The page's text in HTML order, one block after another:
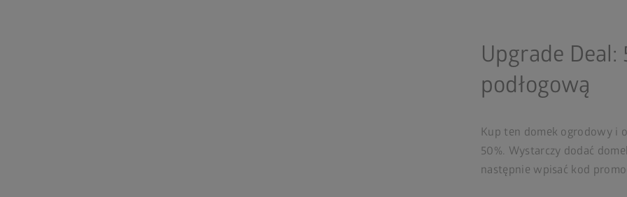
Upgrade
podłogową
Kup ten domek ogrodowy i
50%. Wystarczy dodać
następnie wpisać kod